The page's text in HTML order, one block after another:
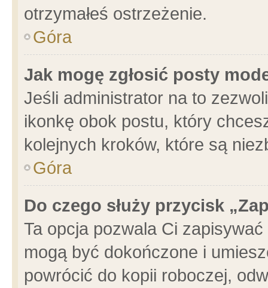
otrzymałeś ostrzeżenie.
Góra
Jak mogę zgłosić posty
Jeśli administrator na to
ikonkę obok postu, który
kolejnych kroków, które są
Góra
Do czego służy przycisk
Ta opcja pozwala Ci
mogą być dokończone i
powrócić do kopii roboczej,